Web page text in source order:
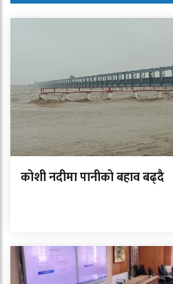
कोशी नदीमा पानीको बहाव बढ्दै